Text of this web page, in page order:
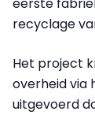
eerste
recyclage
Het project
overheid via
uitgevoerd